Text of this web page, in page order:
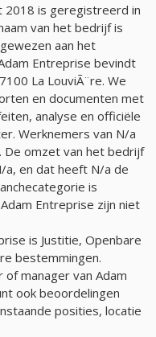
2018 is geregistreerd in
van het bedrijf is
aan het
Entreprise bevindt
La LouviÃ¨re. We
en documenten met
analyse en officiële
Werknemers van N/a
. De omzet van het bedrijf
a, en dat heeft N/a de
is
Entreprise zijn niet
is Justitie, Openbare
bestemmingen.
manager van Adam
ook beoordelingen
posities, locatie